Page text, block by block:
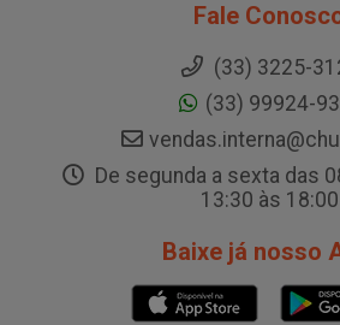
Fale
(33) 3225-
(33) 99924-
De segunda a sexta das
13:30 às 18:00
Baixe já nosso